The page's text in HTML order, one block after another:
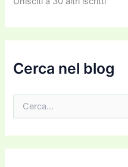
z
e
m
iCerca nel blog
c
a